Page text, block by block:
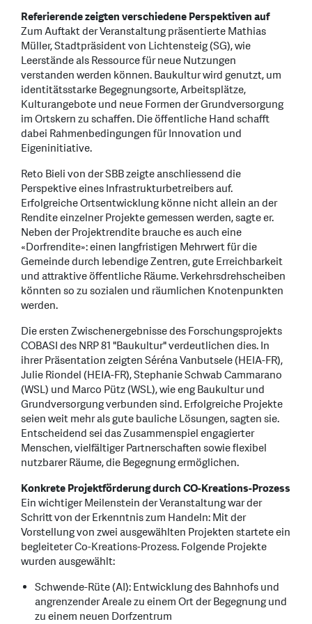
Referierende zeigten verschiedene Perspektiven auf
Zum Auftakt der Veranstaltung präsentierte Mathias
Müller, Stadtpräsident von Lichtensteig (SG), wie
Leerstände als Ressource für neue Nutzungen
verstanden werden können. Baukultur wird genutzt, um
identitätsstarke Begegnungsorte, Arbeitsplätze,
Kulturangebote und neue Formen der Grundversorgung
im Ortskern zu schaffen. Die öffentliche Hand schafft
dabei Rahmenbedingungen für Innovation und
Eigeninitiative.
Reto Bieli von der SBB zeigte anschliessend die
Perspektive eines Infrastrukturbetreibers auf.
Erfolgreiche Ortsentwicklung könne nicht allein an der
Rendite einzelner Projekte gemessen werden, sagte er.
Neben der Projektrendite brauche es auch eine
«Dorfrendite»: einen langfristigen Mehrwert für die
Gemeinde durch lebendige Zentren, gute Erreichbarkeit
und attraktive öffentliche Räume. Verkehrsdrehscheiben
könnten so zu sozialen und räumlichen Knotenpunkten
werden.
Die ersten Zwischenergebnisse des Forschungsprojekts
COBASI des NRP 81 "Baukultur" verdeutlichen dies. In
ihrer Präsentation zeigten Séréna Vanbutsele (HEIA-FR),
Julie Riondel (HEIA-FR), Stephanie Schwab Cammarano
(WSL) und Marco Pütz (WSL), wie eng Baukultur und
Grundversorgung verbunden sind. Erfolgreiche Projekte
seien weit mehr als gute bauliche Lösungen, sagten sie.
Entscheidend sei das Zusammenspiel engagierter
Menschen, vielfältiger Partnerschaften sowie flexibel
nutzbarer Räume, die Begegnung ermöglichen.
Konkrete Projektförderung durch CO-Kreations-Prozess
Ein wichtiger Meilenstein der Veranstaltung war der
Schritt von der Erkenntnis zum Handeln: Mit der
Vorstellung von zwei ausgewählten Projekten startete ein
begleiteter Co-Kreations-Prozess. Folgende Projekte
wurden ausgewählt:
Schwende-Rüte (AI): Entwicklung des Bahnhofs und
angrenzender Areale zu einem Ort der Begegnung und
zu einem neuen Dorfzentrum